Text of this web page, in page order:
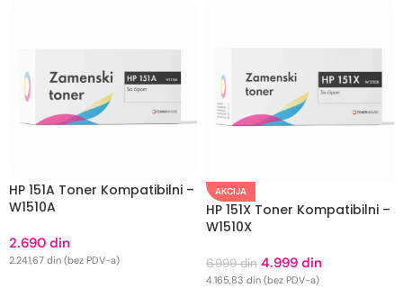
HP 151A Toner Kompatibilni –
W1510A
2.690 din
2.241,67 din (bez PDV-a)
AKCIJA
HP 151X Toner Kompatibilni –
W1510X
6.999din 4.999 din
4.165,83 din (bez PDV-a)